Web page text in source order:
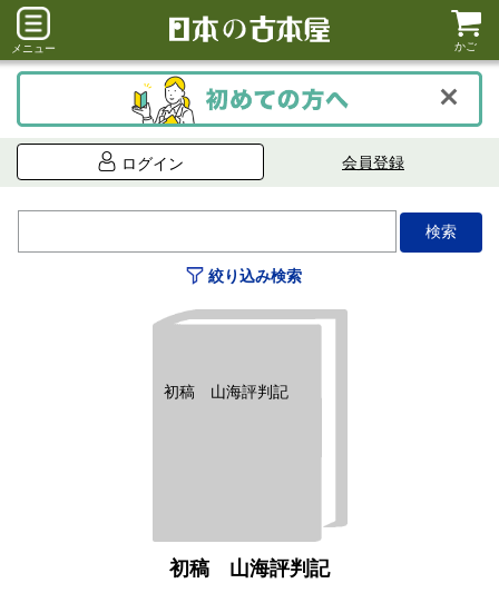
メニュー かご
ログイン 会員登録
絞り込み検索
初稿 山海評判記
初稿 山海評判記